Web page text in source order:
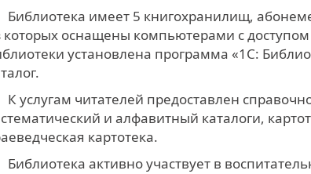
Библиотека имеет 5 книгохранилищ,
которых оснащены компьютерами с
установлена программа «1С:
К услугам читателей предоставлен
и алфавитный каталоги,
картотека.
Библиотека активно участвует в